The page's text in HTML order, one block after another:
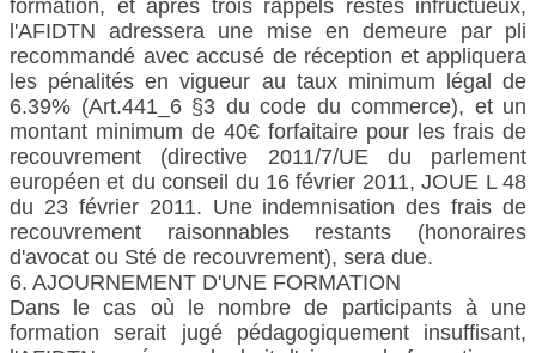
formation, et après trois rappels restés infructueux,
l'AFIDTN adressera une mise en demeure par pli
recommandé avec accusé de réception et appliquera
les pénalités en vigueur au taux minimum légal de
6.39% (Art.441_6 §3 du code du commerce), et un
montant minimum de 40€ forfaitaire pour les frais de
recouvrement (directive 2011/7/UE du parlement
européen et du conseil du 16 février 2011, JOUE L 48
du 23 février 2011. Une indemnisation des frais de
recouvrement raisonnables restants (honoraires
d'avocat ou Sté de recouvrement), sera due.
6. AJOURNEMENT D'UNE FORMATION
Dans le cas où le nombre de participants à une
formation serait jugé pédagogiquement insuffisant,